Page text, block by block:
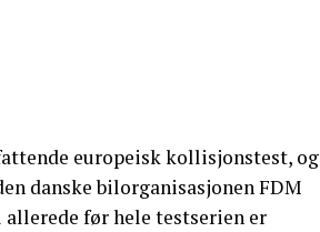
europeisk kollisjonstest, og
danske bilorganisasjonen FDM
allerede før hele testserien er